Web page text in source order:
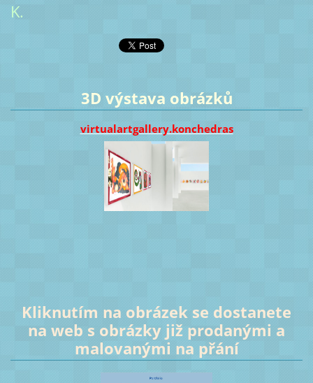
K.
3D výstava obrázků
virtualartgallery.konchedras
Kliknutím na obrázek se dostanete
na web s obrázky již prodanými a
malovanými na přání